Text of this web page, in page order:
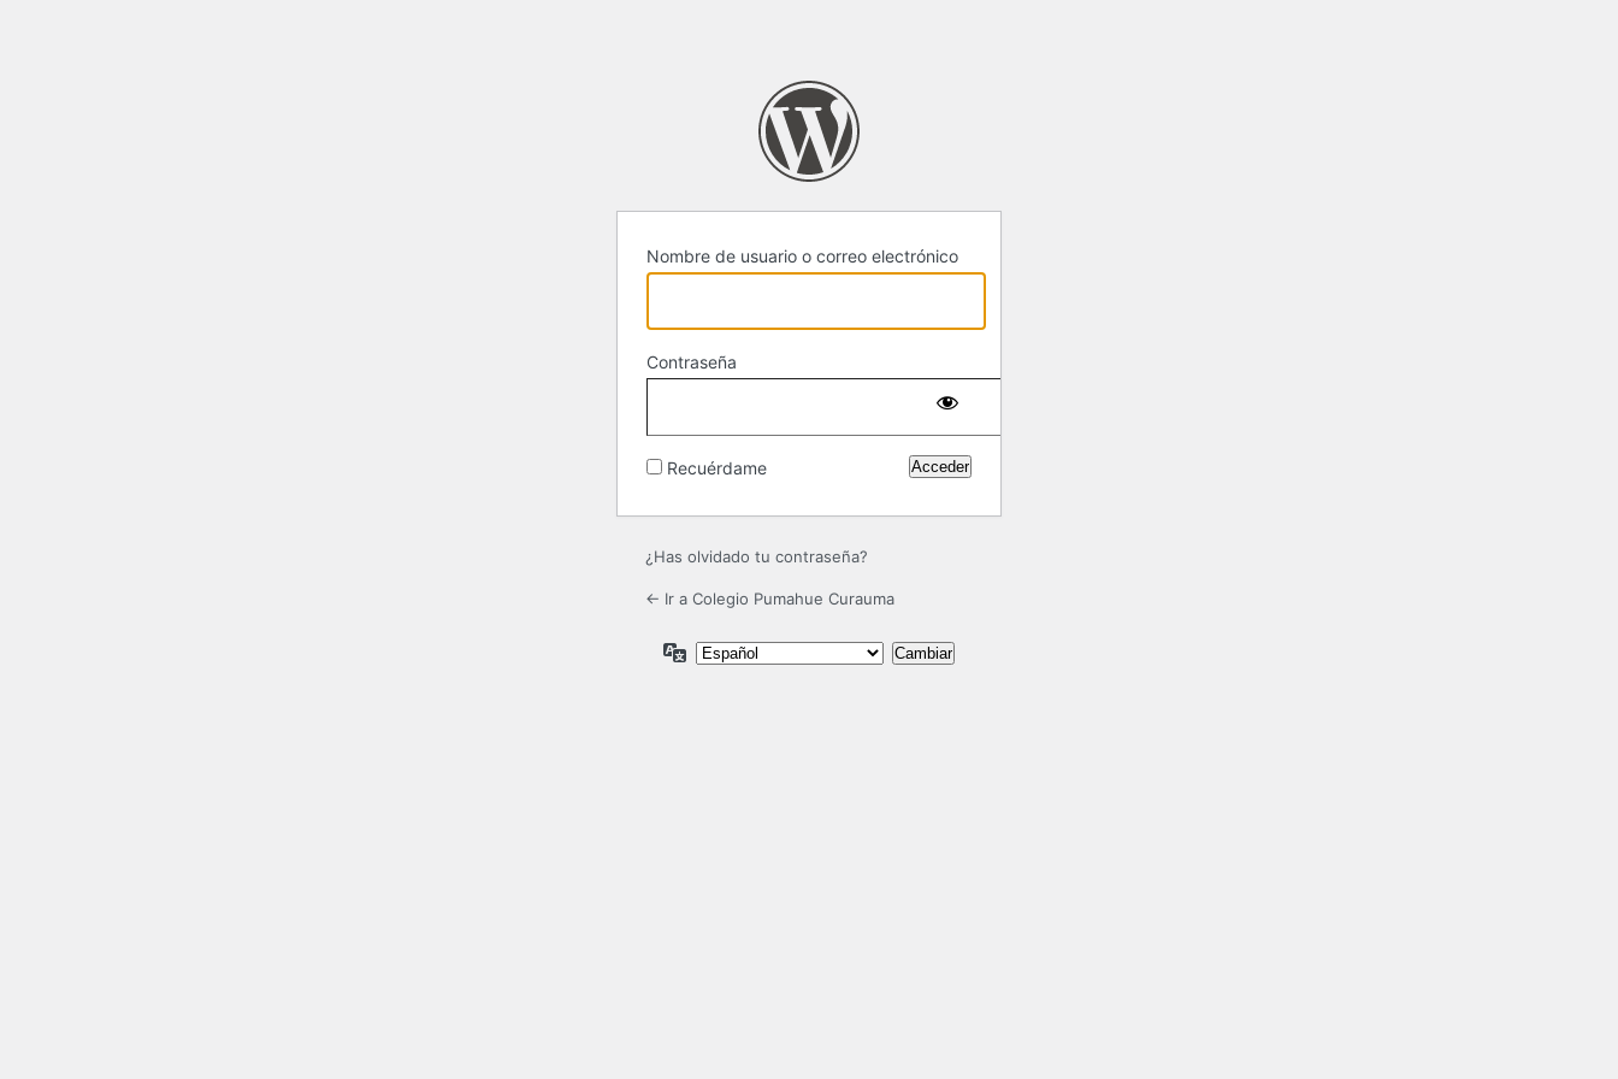
Nombre de usuario o correo electrónico
Contraseña
Recuérdame
¿Has olvidado tu contraseña?
← Ir a Colegio Pumahue Curauma
Idioma